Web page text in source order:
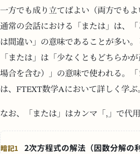
一方でも成り立てばよい（両方でもよ
通常の会話における「または」は、
は間違い」の意味であることが多い
「または」は「少なくともどちらか
場合を含む）」の意味で使われる。
は、FTEXT数学Aにおいて詳しく学ぶ
なお、「または」はカンマ「 」で代
暗記1 2次方程式の解法（因数分解の